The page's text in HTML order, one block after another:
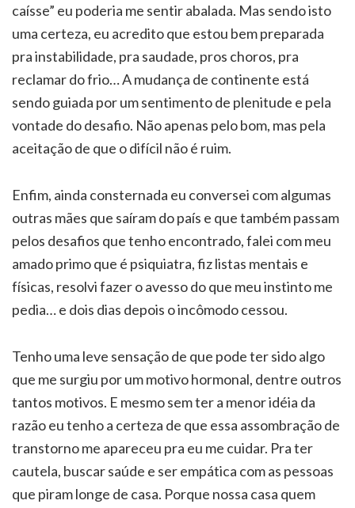
caísse” eu poderia me sentir abalada. Mas sendo isto
uma certeza, eu acredito que estou bem preparada
pra instabilidade, pra saudade, pros choros, pra
reclamar do frio… A mudança de continente está
sendo guiada por um sentimento de plenitude e pela
vontade do desafio. Não apenas pelo bom, mas pela
aceitação de que o difícil não é ruim.
Enfim, ainda consternada eu conversei com algumas
outras mães que saíram do país e que também passam
pelos desafios que tenho encontrado, falei com meu
amado primo que é psiquiatra, fiz listas mentais e
físicas, resolvi fazer o avesso do que meu instinto me
pedia… e dois dias depois o incômodo cessou.
Tenho uma leve sensação de que pode ter sido algo
que me surgiu por um motivo hormonal, dentre outros
tantos motivos. E mesmo sem ter a menor idéia da
razão eu tenho a certeza de que essa assombração de
transtorno me apareceu pra eu me cuidar. Pra ter
cautela, buscar saúde e ser empática com as pessoas
que piram longe de casa. Porque nossa casa quem